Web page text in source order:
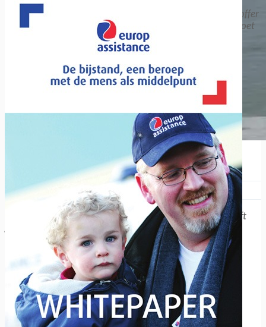
De vierde Mobiliteitsbarometer van Europ Assistance België
Xavier Van Caneghem
Het gebruik van elektrische auto’s en zachte mobiliteit blijft
groeien in België, maar obstakels belemmeren een vlotte
overgang. Elk jaar...
Iedereen kan tijdens eender welke verplaatsing het slachtoffer
worden of de getuige zijn van een verkeersongeval. Wat moet